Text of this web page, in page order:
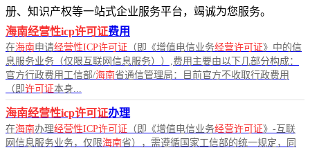
册、知识产权等一站式企业服务平台，竭诚为您服务。
海南经营性icp许可证费用
在海南申请经营性ICP许可证 （即《增值电信业务经营许可证》中的信
息服务业务（仅限互联网信息服务））,费用主要由以下几部分构成：
官方行政费用工信部/海南省通信管理局：目前官方不收取行政费用
（即许可证本身...
海南经营性icp许可证办理
在海南办理经营性ICP许可证 （即《增值电信业务经营许可证》-互联
网信息服务业务，仅限海南省），需遵循国家工信部的统一规定，同